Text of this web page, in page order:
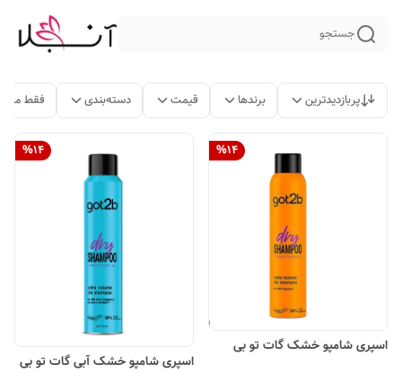
جستجو
پربازدیدترین برندها قیمت دسته‌بندی فقط
%14
اسپری شامپو خشک گات تو بی
%14
اسپری شامپو خشک آبی گات تو بی